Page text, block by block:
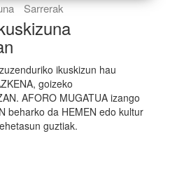
Sarrerak
ikuskizun hau
goizeko
AFORO MUGATUA izango
beharko da HEMEN edo kultur
guztiak.